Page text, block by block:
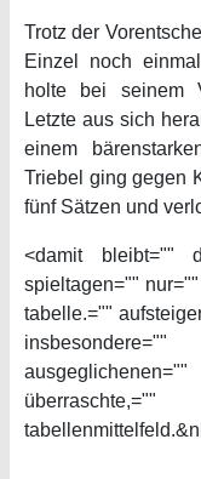
Trotz der
Einzel noch
holte bei seinem
Letzte aus sich
einem
Triebel ging gegen
fünf Sätzen und
<damit bleibt=""
spieltagen=""
tabelle.=""